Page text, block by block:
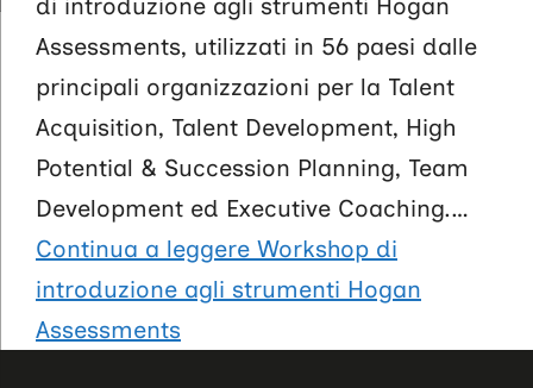
di introduzione agli strumenti Hogan
Assessments, utilizzati in 56 paesi dalle
principali organizzazioni per la Talent
Acquisition, Talent Development, High
Potential & Succession Planning, Team
Development ed Executive Coaching.…
Continua a leggere Workshop di
introduzione agli strumenti Hogan
Assessments